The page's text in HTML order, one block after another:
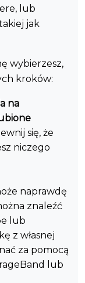
lub
jak
wybierzesz,
kroków:
na
się, że
niczego
naprawdę
znaleźć
lub
z własnej
za pomocą
lub